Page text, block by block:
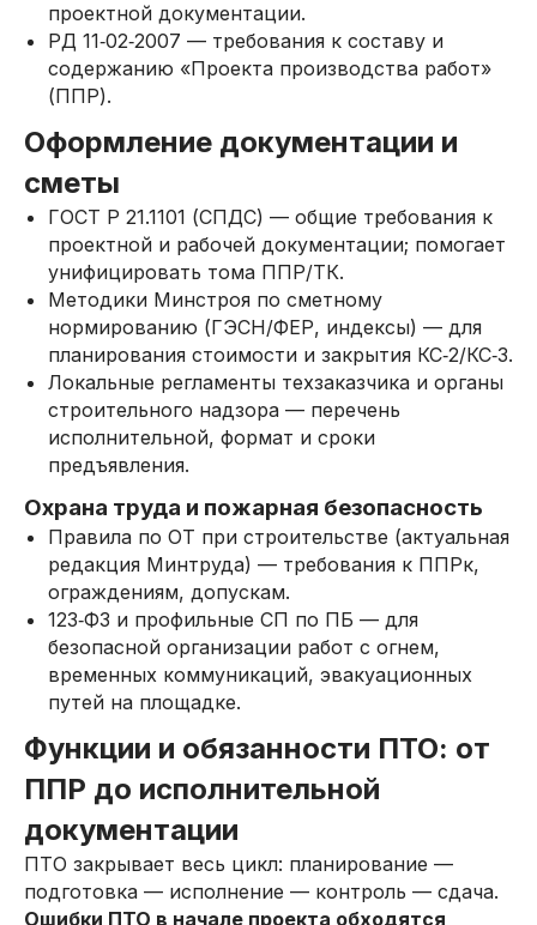
проектной документации.
РД 11‑02‑2007 — требования к составу и
содержанию «Проекта производства работ»
(ППР).
Оформление документации и
сметы
ГОСТ Р 21.1101 (СПДС) — общие требования к
проектной и рабочей документации; помогает
унифицировать тома ППР/ТК.
Методики Минстроя по сметному
нормированию (ГЭСН/ФЕР, индексы) — для
планирования стоимости и закрытия КС‑2/КС‑3.
Локальные регламенты техзаказчика и органы
строительного надзора — перечень
исполнительной, формат и сроки
предъявления.
Охрана труда и пожарная безопасность
Правила по ОТ при строительстве (актуальная
редакция Минтруда) — требования к ППРк,
ограждениям, допускам.
123‑ФЗ и профильные СП по ПБ — для
безопасной организации работ с огнем,
временных коммуникаций, эвакуационных
путей на площадке.
Функции и обязанности ПТО: от
ППР до исполнительной
документации
ПТО закрывает весь цикл: планирование —
подготовка — исполнение — контроль — сдача.
Ошибки ПТО в начале проекта обходятся